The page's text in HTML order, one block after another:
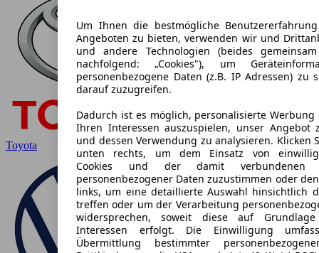
Toyota
Um Ihnen die bestmögliche
Angeboten zu bieten, verwenden wir und
und andere Technologien (beides
nachfolgend: „Cookies"), um
personenbezogene Daten (z.B. IP Adressen) zu
darauf zuzugreifen.
Dadurch ist es möglich, personalisierte Werbung
Ihren Interessen auszuspielen, unser Angebot
und dessen Verwendung zu analysieren. Klicken
unten rechts, um dem Einsatz von
Cookies und der damit verbundenen
personenbezogener Daten zuzustimmen oder
links, um eine detaillierte Auswahl hinsichtlich
treffen oder um der Verarbeitung
widersprechen, soweit diese auf
Interessen erfolgt. Die Einwilligung
Übermittlung bestimmter